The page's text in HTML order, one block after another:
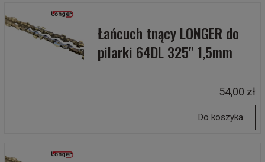
Łańcuch tnący LONGER do
pilarki 64DL 325" 1,5mm
54,00 zł
Do koszyka